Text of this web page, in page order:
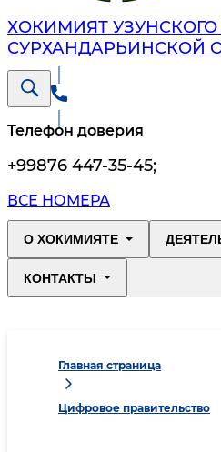
ХОКИМИЯТ
СУРХАНДАРЬИНСКОЙ
Телефон доверия
+99876 447-35-45;
ВСЕ НОМЕРА
О ХОКИМИЯТЕ
КОНТАКТЫ
Главная страница
Цифровое правительство